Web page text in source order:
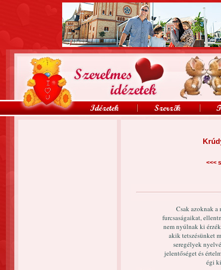
<<<
Csak azoknak a
furcsaságaikat,
nem nyúlnak ki
akik tetszésünket
seregélyek
jelentőséget és
égi